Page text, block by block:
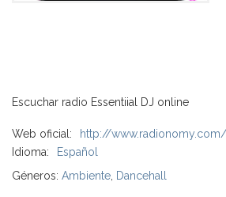
Escuchar radio Essentiial DJ online
Web oficial:
http://
Idioma:
Español
Géneros: Ambiente Dancehall